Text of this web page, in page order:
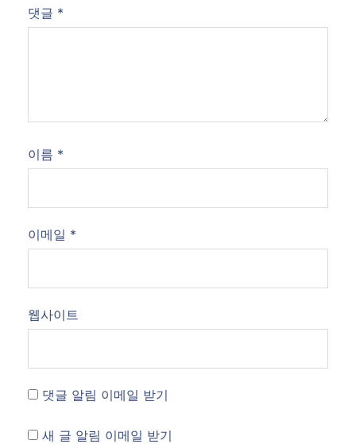
댓글 *
이름 *
이메일 *
웹사이트
댓글 알림 이메일 받기
새 글 알림 이메일 받기